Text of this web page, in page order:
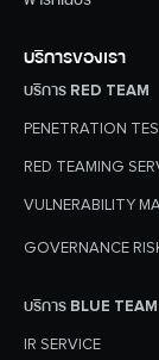
Search
บริการของเรา
บริการ RED TEAM
PENETRATION
RED TEAMING
VULNERABILITY
GOVERNANCE
บริการ BLUE TEAM
IR SERVICE